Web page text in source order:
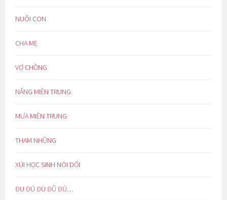
NUÔI CON
CHA MẸ
VỢ CHỒNG
NẮNG MIỀN TRUNG
MƯA MIỀN TRUNG
THAM NHŨNG
XÚI HỌC SINH NÓI DỐI
ĐU ĐÚ ĐÙ ĐŨ ĐỦ…